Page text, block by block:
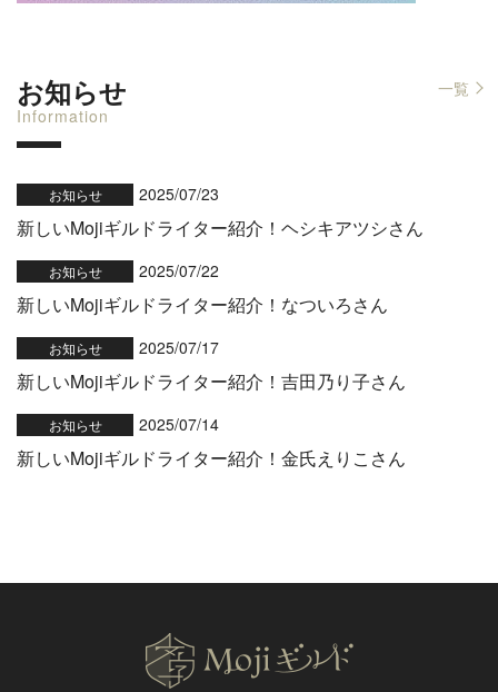
お知らせ
Information
一覧
お知らせ 2025/07/23
新しいMojiギルドライター紹介！ヘシキアツシさん
お知らせ 2025/07/22
新しいMojiギルドライター紹介！なついろさん
お知らせ 2025/07/17
新しいMojiギルドライター紹介！吉田乃り子さん
お知らせ 2025/07/14
新しいMojiギルドライター紹介！金氏えりこさん